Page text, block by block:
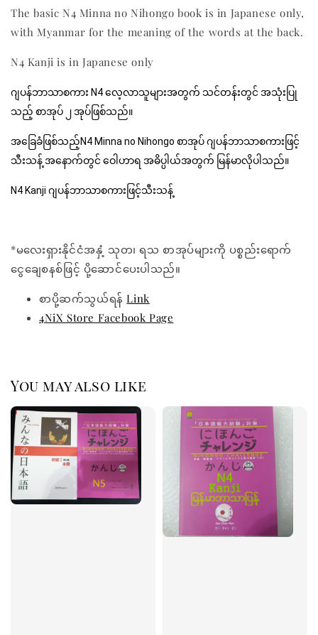
The basic N4 Minna no Nihongo book is in Japanese only,
with Myanmar for the meaning of the words at the back.
N4 Kanji is in Japanese only
ဂျပန်ဘာသာစကား N4 လေ့လာသူများအတွက် သင်တန်းတွင် အသုံးပြု
သည့် စာအုပ် ၂ အုပ်ဖြစ်သည်။
အခြေခံဖြစ်သည့်N4 Minna no Nihongo စာအုပ် ဂျပန်ဘာသာစကားဖြင့်
သီးသန့် အနောက်တွင် ဝေါဟာရ အဓိပ္ပါယ်အတွက် မြန်မာလိုပါသည်။
N4 Kanji ဂျပန်ဘာသာစကားဖြင့်သီးသန့်
*မလေးရှားနိုင်ငံအနှံ့ သုတ၊ ရသ စာအုပ်များကို ပစ္စည်းရောက်
ငွေချေစနစ်ဖြင့် ပို့ဆောင်ပေးပါသည်။
စာပို့ဆက်သွယ်ရန်Link
4NiX Store Facebook Page
You may also like